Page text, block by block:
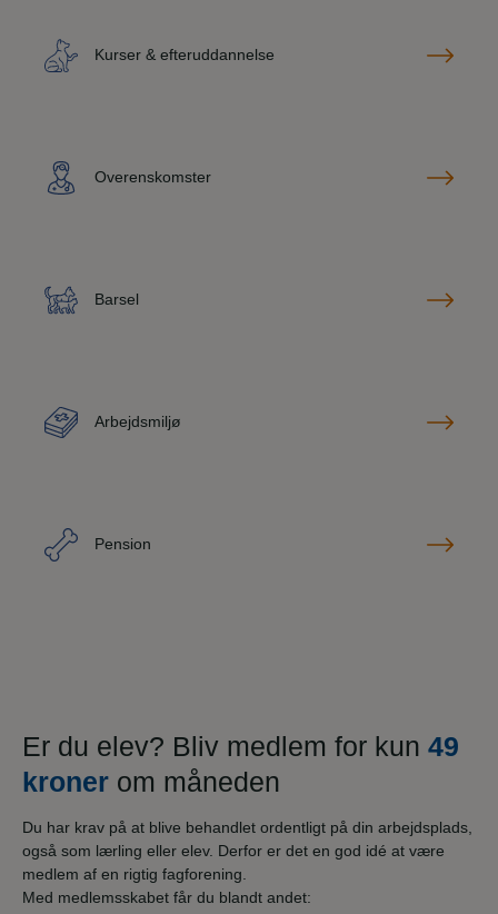
Kurser & efteruddannelse
Overenskomster
Barsel
Arbejdsmiljø
Pension
Er du elev? Bliv medlem for kun 49
kroner om måneden
Du har krav på at blive behandlet ordentligt på din arbejdsplads,
også som lærling eller elev. Derfor er det en god idé at være
medlem af en rigtig fagforening.
Med medlemsskabet får du blandt andet: